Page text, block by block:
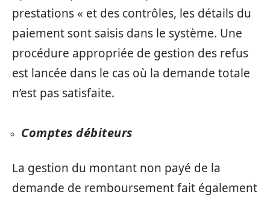
prestations « et des contrôles, les détails du
paiement sont saisis dans le système. Une
procédure appropriée de gestion des refus
est lancée dans le cas où la demande totale
n’est pas satisfaite.
Comptes débiteurs
La gestion du montant non payé de la
demande de remboursement fait également